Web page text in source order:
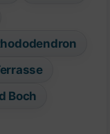
Boch